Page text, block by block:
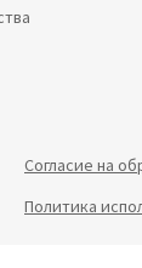
Согласие на
Политика